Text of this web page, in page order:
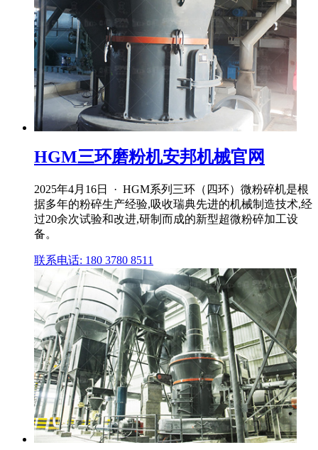
HGM三环磨粉机安邦机械官网
2025年4月16日 · HGM系列三环（四环）微粉碎机是根
据多年的粉碎生产经验,吸收瑞典先进的机械制造技术,经
过20余次试验和改进,研制而成的新型超微粉碎加工设
备。
联系电话: 180 3780 8511